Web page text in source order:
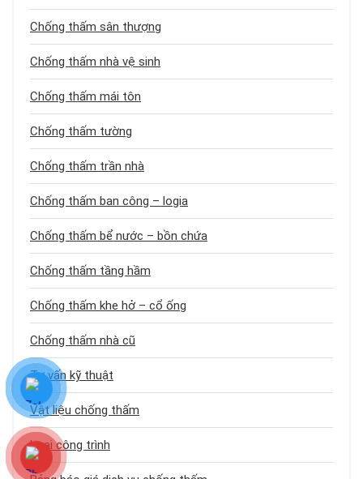
Chống thấm sân thượng
Chống thấm nhà vệ sinh
Chống thấm mái tôn
Chống thấm tường
Chống thấm trần nhà
Chống thấm ban công – logia
Chống thấm bể nước – bồn chứa
Chống thấm tầng hầm
Chống thấm khe hở – cổ ống
Chống thấm nhà cũ
Tư vấn kỹ thuật
Vật liệu chống thấm
Loại công trình